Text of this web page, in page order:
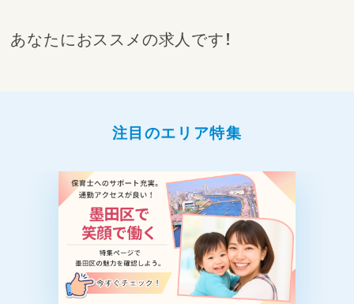
あなたにおススメの求人です！
注目のエリア特集